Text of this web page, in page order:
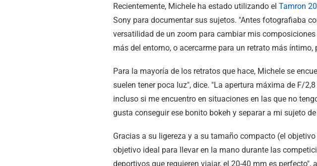
Recientemente, Michele ha estado utilizando el Tamron
Sony para documentar sus sujetos. "Antes fotografiaba
versatilidad de un zoom para cambiar mis
más del entorno, o acercarme para un retrato más
Para la mayoría de los retratos que hace, Michele se
suelen tener poca luz", dice. "La apertura máxima de F/
incluso si me encuentro en situaciones en las que no
gusta conseguir ese bonito bokeh y separar a mi sujeto
Gracias a su ligereza y a su tamaño compacto (el
objetivo ideal para llevar en la mano durante las
deportivos que requieren viajar, el 20-40 mm es